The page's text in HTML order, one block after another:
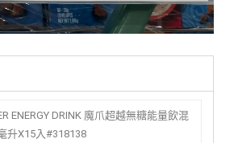
ENERGY DRINK 魔爪超越無糖能量飲混
升X15入#318138